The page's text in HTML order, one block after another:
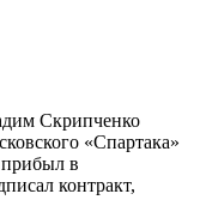
Скрипченко
«Спартака»
в
контракт,